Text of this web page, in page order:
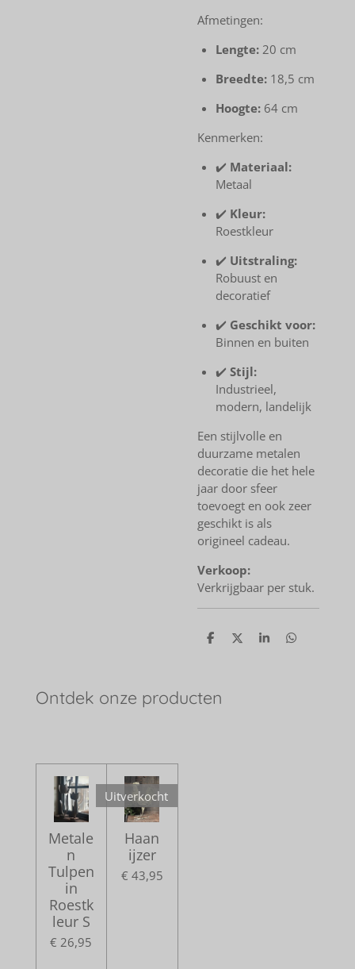
Afmetingen:
Lengte:20 cm
Breedte:18,5 cm
Hoogte:64 cm
Kenmerken:
✔️ Materiaal:
Metaal
✔️ Kleur:
Roestkleur
✔️ Uitstraling:
Robuust en
decoratief
✔️ Geschikt voor:
Binnen en buiten
✔️ Stijl:
Industrieel,
modern, landelijk
Een stijlvolle en
duurzame metalen
decoratie die het hele
jaar door sfeer
toevoegt en ook zeer
geschikt is als
origineel cadeau.
Verkoop:
Verkrijgbaar per stuk.
D
D
S
D
Ontdek onze producten
Metale
n
Tulpen
in
Roestk
leur S
€ 26,95
Uitverkocht
Haan
ijzer
€ 43,95